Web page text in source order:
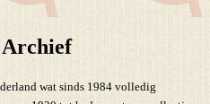
wat sinds 1984 volledig